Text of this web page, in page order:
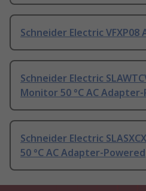
Schneider Electric
Schneider Electric
Monitor 50 °C AC
Schneider Electric
50 °C AC Adapter-Powered